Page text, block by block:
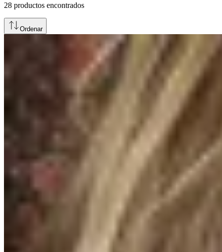
28 productos encontrados
Ordenar